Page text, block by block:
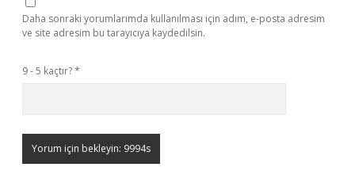
Daha sonraki yorumlarımda kullanılması için adım, e-posta adresim
ve site adresim bu tarayıcıya kaydedilsin.
9 - 5 kaçtır?*